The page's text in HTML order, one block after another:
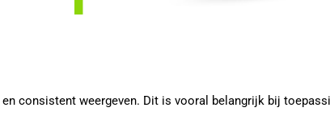
consistent weergeven. Dit is vooral belangrijk bij